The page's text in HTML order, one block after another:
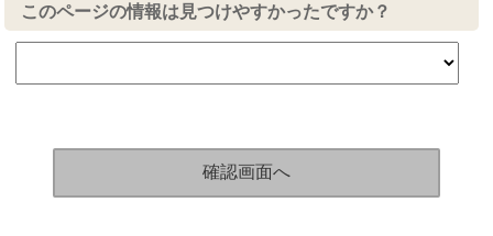
このページの情報は見つけやすかったですか？